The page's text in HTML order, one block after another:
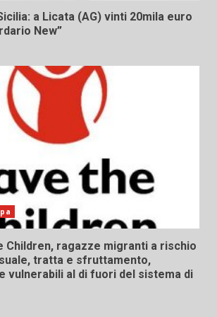
a Licata (AG) vinti 20mila euro
New”
Children, ragazze migranti a rischio
tratta e sfruttamento,
vulnerabili al di fuori del sistema di